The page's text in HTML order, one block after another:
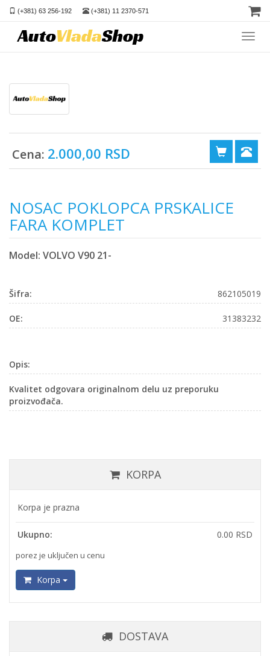
(+381) 63 256-192 (+381) 11 2370-571
Cena: 2.000,00 RSD
NOSAC POKLOPCA PRSKALICE
FARA KOMPLET
Model: VOLVO V90 21-
Šifra: 862105019
OE: 31383232
Opis:
Kvalitet odgovara originalnom delu uz preporuku
proizvođača.
KORPA
Korpa je prazna
Ukupno: 0.00 RSD
porez je uključen u cenu
Korpa
DOSTAVA